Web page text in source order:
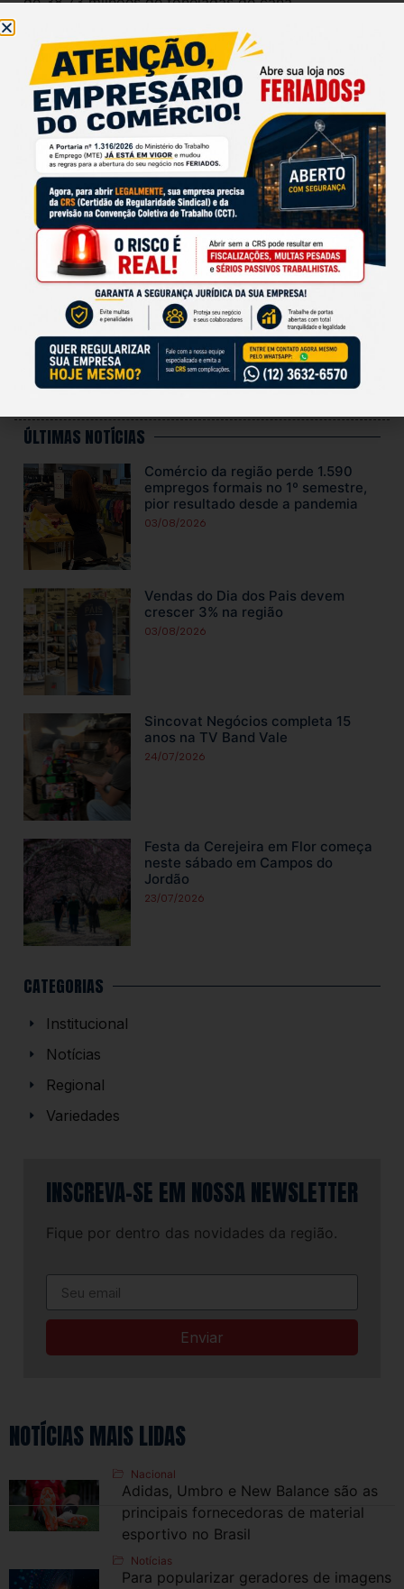
Na região Nordeste, a estimativa de produção de
cana-de-açúcar é de 56,48 milhões de toneladas,
discreta redução de 0,7% quando comparada com
a safra anterior. O aumento da área, continuando o
movimento observado na safra passada de
investimentos na recuperação de áreas
anteriormente cultivadas, contribuiu para a
produção semelhante à última safra, apesar da
redução de produtividade.
Já no Norte, o incremento de área e as
produtividades semelhantes à última safra
resultaram em aumento de 3,1% na produção.
IMAGEM:Paulo Liebert/AE/DC
ANTERIOR
Precificação de produtos: veja como melhorar o seu lucro
PRÓXIMO
Varejistas consultam preços, em média, em três sites ou marketplaces, antes de repor estoque
ÚLTIMAS NOTÍCIAS
Comércio da região perde 1.590
empregos formais no 1º semestre,
pior resultado desde a pandemia
03/08/2026
Vendas do Dia dos Pais devem
crescer 3% na região
03/08/2026
Sincovat Negócios completa 15
anos na TV Band Vale
24/07/2026
Festa da Cerejeira em Flor começa
neste sábado em Campos do
Jordão
23/07/2026
CATEGORIAS
Institucional
Notícias
Regional
Variedades
INSCREVA-SE EM NOSSA NEWSLETTER
Fique por dentro das novidades da região.
Enviar
NOTÍCIAS MAIS LIDAS
Nacional
Adidas, Umbro e New Balance são as
principais fornecedoras de material
esportivo no Brasil
Notícias
Para popularizar geradores de imagens